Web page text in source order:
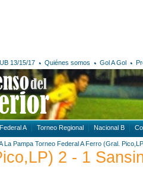
13/15/17 Quiénes somos Gol A Gol
A Torneo Regional Nacional B
La Pampa Torneo Federal A Ferro (Gral.
2 - 1